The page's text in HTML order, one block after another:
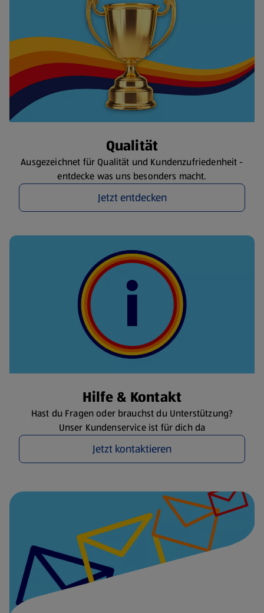
Qualität
Ausgezeichnet für Qualität und Kundenzufriedenheit -
entdecke was uns besonders macht.
Jetzt entdecken
Hilfe & Kontakt
Hast du Fragen oder brauchst du Unterstützung?
Unser Kundenservice ist für dich da
Jetzt kontaktieren